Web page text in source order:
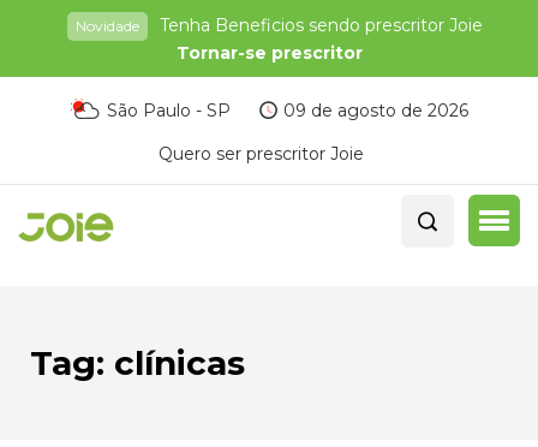
Novidade
Tenha Beneficios sendo prescritor Joie
Tornar-se prescritor
São Paulo - SP
09 de agosto de 2026
Quero ser prescritor Joie
Tag: clínicas